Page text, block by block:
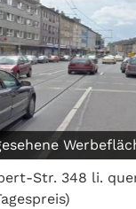
Str. 348 li.